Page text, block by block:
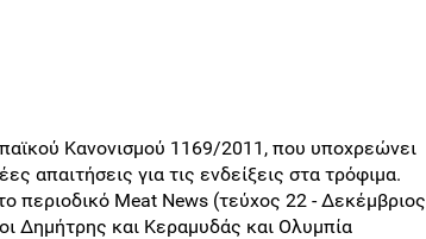
Κανονισμού 1169/2011, που υποχρεώνει
απαιτήσεις για τις ενδείξεις στα τρόφιμα.
περιοδικό Meat News (τεύχος 22 - Δεκέμβριος
Δημήτρης και Κεραμυδάς και Ολυμπία